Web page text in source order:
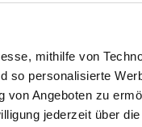
mithilfe von
so personalisierte
von Angeboten zu
jederzeit über